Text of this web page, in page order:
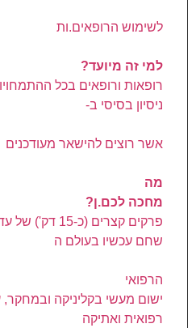
לשימוש הרופאים.ות
למי זה מיועד?
רופאות ורופאים בכל
ניסיון בסיסי ב-
אשר רוצים להישאר מעודכנים
מה
מחכה לכם.ן?
פרקים קצרים
שחם עכשיו בעולם ה
הרפואי
ישום מעשי בקליניקה
רפואית ואתיקה